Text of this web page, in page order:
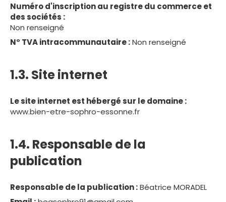
Numéro d'inscription au registre du commerce et
des sociétés :
Non renseigné
N° TVA intracommunautaire :Non renseigné
1.3. Site internet
Le site internet est hébergé sur le domaine :
www.bien-etre-sophro-essonne.fr
1.4. Responsable de la
publication
Responsable de la publication :Béatrice MORADEL